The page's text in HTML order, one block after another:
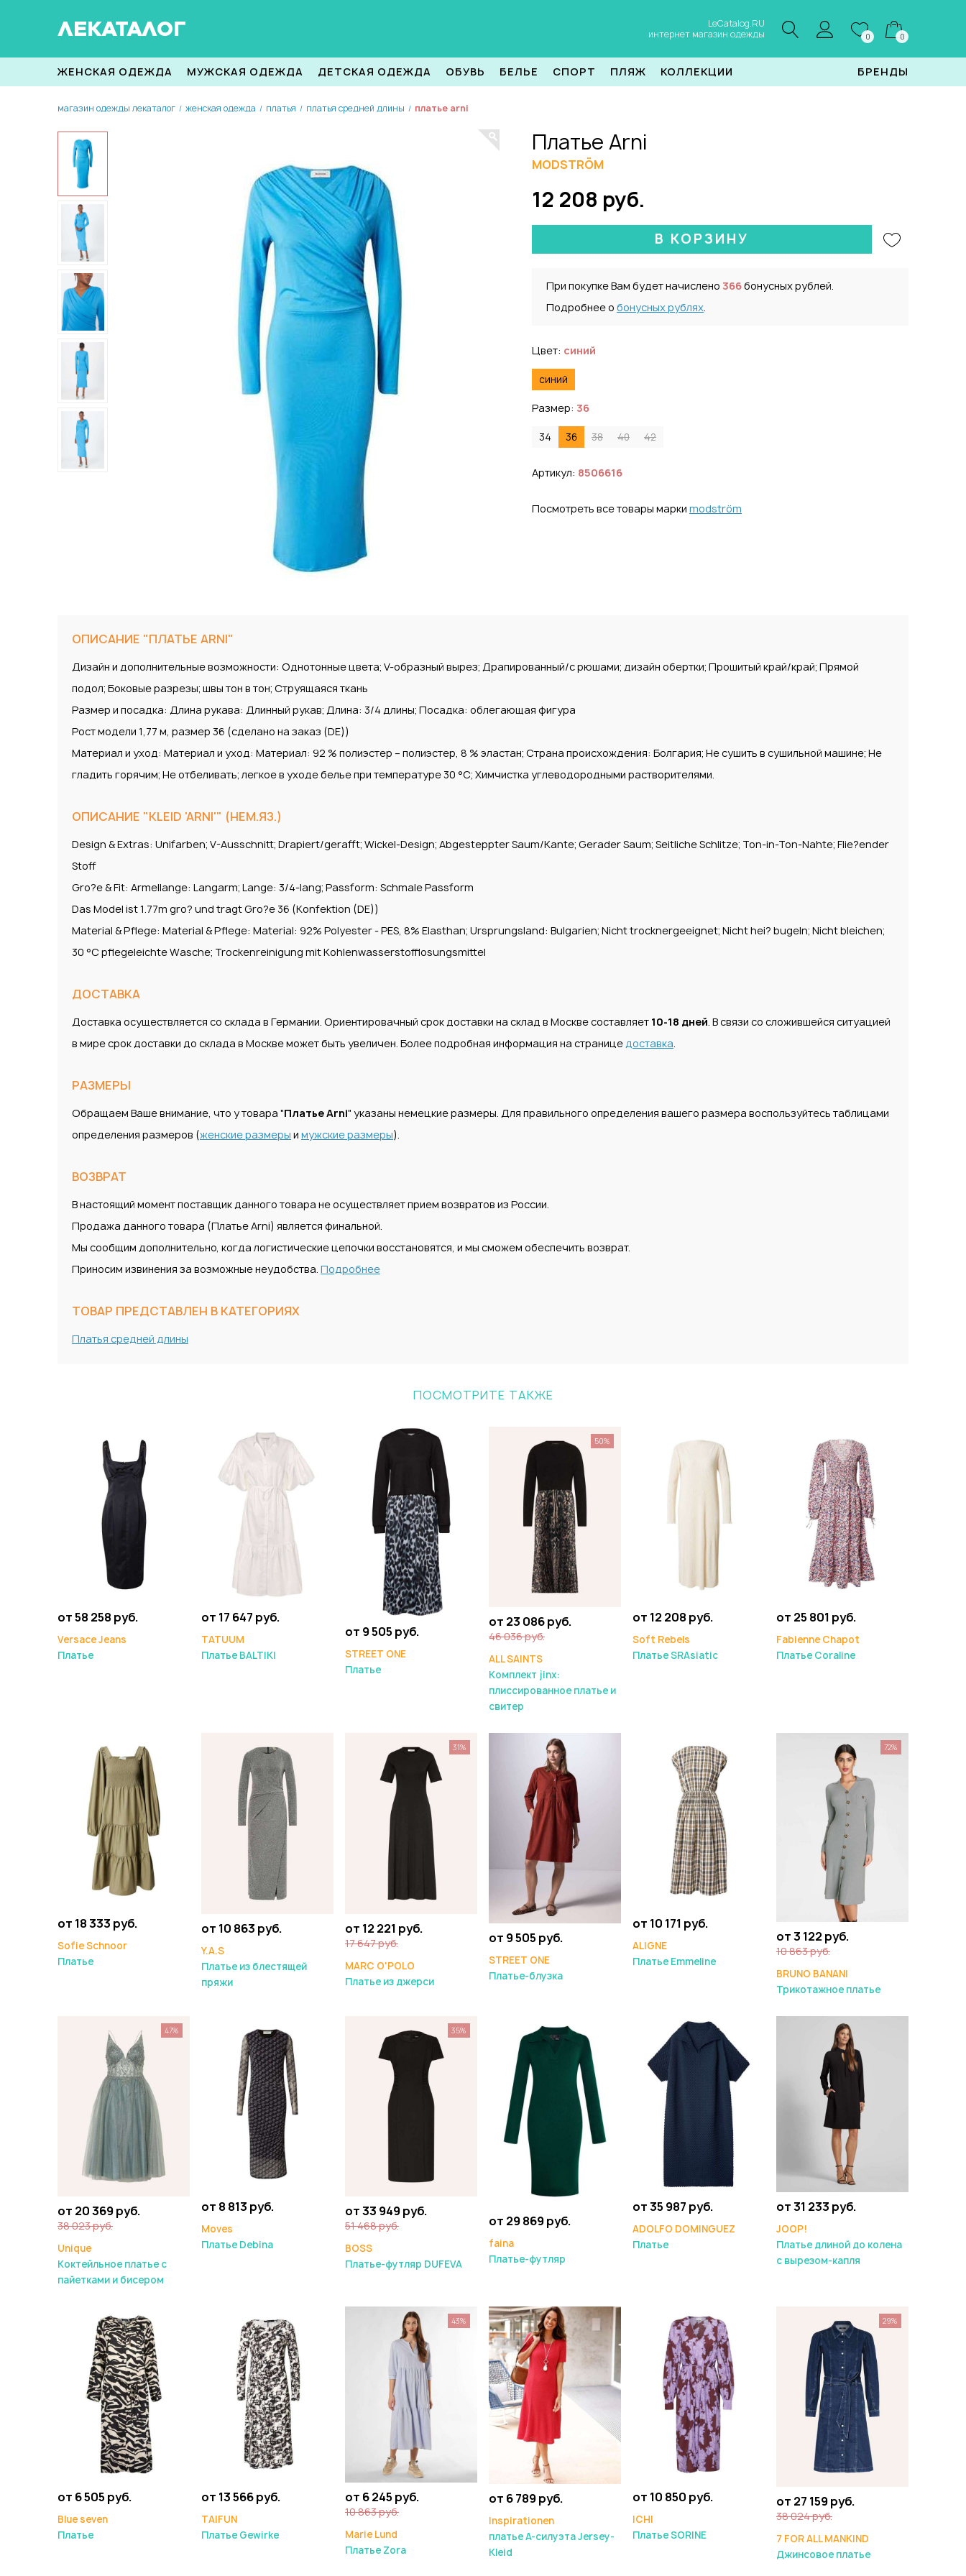
ЛЕКАТАЛОГ
LeCatalog.RU
интернет магазин одежды
0 0
ЖЕНСКАЯ ОДЕЖДА МУЖСКАЯ ОДЕЖДА ДЕТСКАЯ ОДЕЖДА ОБУВЬ БЕЛЬЕ СПОРТ ПЛЯЖ КОЛЛЕКЦИИ БРЕНДЫ
магазин одежды лекаталог / женская одежда / платья / платья средней длины / платье arni
Платье Arni
MODSTRÖM
12 208 руб.
В КОРЗИНУ
При покупке Вам будет начислено 366бонусных рублей.
Подробнее о бонусных рублях.
Цвет: синий
синий
Размер: 36
34 36 38 40 42
Артикул: 8506616
Посмотреть все товары марки modström
ОПИСАНИЕ "ПЛАТЬЕ ARNI"
Дизайн и дополнительные возможности: Однотонные цвета; V-образный вырез; Драпированный/с рюшами; дизайн обертки; Прошитый край/край; Прямой
подол; Боковые разрезы; швы тон в тон; Струящаяся ткань
Размер и посадка: Длина рукава: Длинный рукав; Длина: 3/4 длины; Посадка: облегающая фигура
Рост модели 1,77 м, размер 36 (сделано на заказ (DE))
Материал и уход: Материал и уход: Материал: 92 % полиэстер – полиэстер, 8 % эластан; Страна происхождения: Болгария; Не сушить в сушильной машине; Не
гладить горячим; Не отбеливать; легкое в уходе белье при температуре 30 °C; Химчистка углеводородными растворителями.
ОПИСАНИЕ "KLEID 'ARNI'" (НЕМ.ЯЗ.)
Design & Extras: Unifarben; V-Ausschnitt; Drapiert/gerafft; Wickel-Design; Abgesteppter Saum/Kante; Gerader Saum; Seitliche Schlitze; Ton-in-Ton-Nahte; Flie?ender
Stoff
Gro?e & Fit: Armellange: Langarm; Lange: 3/4-lang; Passform: Schmale Passform
Das Model ist 1.77m gro? und tragt Gro?e 36 (Konfektion (DE))
Material & Pflege: Material & Pflege: Material: 92% Polyester - PES, 8% Elasthan; Ursprungsland: Bulgarien; Nicht trocknergeeignet; Nicht hei? bugeln; Nicht bleichen;
30 °C pflegeleichte Wasche; Trockenreinigung mit Kohlenwasserstofflosungsmittel
ДОСТАВКА
Доставка осуществляется со склада в Германии. Ориентировачный срок доставки на склад в Москве составляет 10-18 дней. В связи со сложившейся ситуацией
в мире срок доставки до склада в Москве может быть увеличен. Более подробная информация на страницедоставка.
РАЗМЕРЫ
Обращаем Ваше внимание, что у товара "Платье Arni" указаны немецкие размеры. Для правильного определения вашего размера воспользуйтесь таблицами
определения размеров (женские размеры и мужские размеры).
ВОЗВРАТ
В настоящий момент поставщик данного товара не осуществляет прием возвратов из России.
Продажа данного товара (Платье Arni) является финальной.
Мы сообщим дополнительно, когда логистические цепочки восстановятся, и мы сможем обеспечить возврат.
Приносим извинения за возможные неудобства. Подробнее
ТОВАР ПРЕДСТАВЛЕН В КАТЕГОРИЯХ
Платья средней длины
ПОСМОТРИТЕ ТАКЖЕ
от 58 258 руб.
Versace Jeans
Платье
от 17 647 руб.
TATUUM
Платье BALTIKI
от 9 505 руб.
STREET ONE
Платье
от 23 086 руб.
46 036 руб.
ALL SAINTS
Комплект jinx:
плиссированное платье и
свитер
50%
от 12 208 руб.
Soft Rebels
Платье SRAsiatic
от 25 801 руб.
Fabienne Chapot
Платье Coraline
от 18 333 руб.
Sofie Schnoor
Платье
от 10 863 руб.
Y.A.S
Платье из блестящей
пряжи
от 12 221 руб.
17 647 руб.
MARC O'POLO
Платье из джерси
31%
от 9 505 руб.
STREET ONE
Платье-блузка
от 10 171 руб.
ALIGNE
Платье Emmeline
от 3 122 руб.
10 863 руб.
BRUNO BANANI
Трикотажное платье
72%
от 20 369 руб.
38 023 руб.
Unique
Коктейльное платье с
пайетками и бисером
47%
от 8 813 руб.
Moves
Платье Debina
от 33 949 руб.
51 468 руб.
BOSS
Платье-футляр DUFEVA
35%
от 29 869 руб.
faina
Платье-футляр
от 35 987 руб.
ADOLFO DOMINGUEZ
Платье
от 31 233 руб.
JOOP!
Платье длиной до колена
с вырезом-капля
от 6 505 руб.
Blue seven
Платье
от 13 566 руб.
TAIFUN
Платье Gewirke
от 6 245 руб.
10 863 руб.
Marie Lund
Платье Zora
43%
от 6 789 руб.
Inspirationen
платье А-силуэта Jersey-
Kleid
от 10 850 руб.
ICHI
Платье SORINE
от 27 159 руб.
38 024 руб.
7 FOR ALL MANKIND
Джинсовое платье
29%